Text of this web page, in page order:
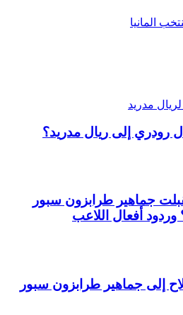
المانيا
رودري إلى ريال مدريد؟
جماهير طرابزون سبور
أفعال اللاعب
إلى جماهير طرابزون سبور